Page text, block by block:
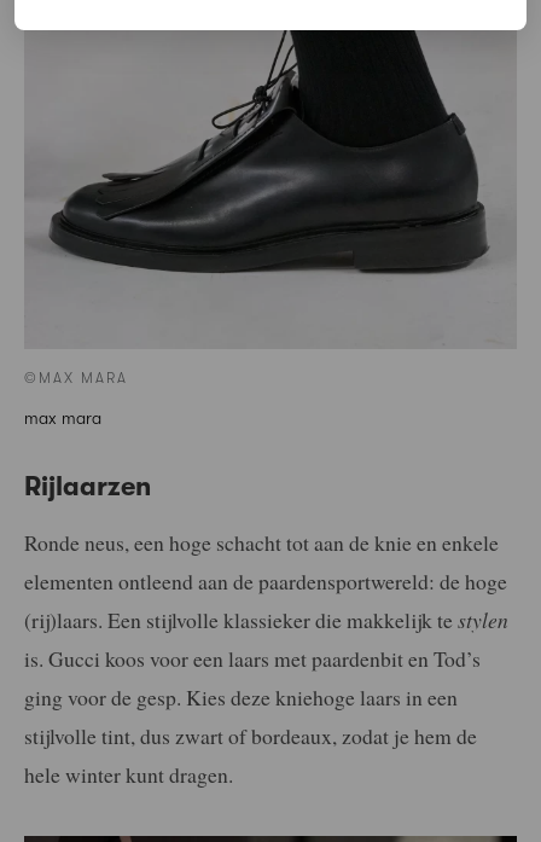
©MAX MARA
max mara
Rijlaarzen
Ronde neus, een hoge schacht tot aan de knie en enkele
elementen ontleend aan de paardensportwereld: de hoge
(rij)laars. Een stijlvolle klassieker die makkelijk te stylen
is. Gucci koos voor een laars met paardenbit en Tod’s
ging voor de gesp. Kies deze kniehoge laars in een
stijlvolle tint, dus zwart of bordeaux, zodat je hem de
hele winter kunt dragen.